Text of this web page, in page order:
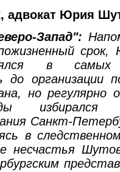
адвокат Юрия
Запад":
в самых
до организации
но регулярно
избирался
Санкт-
в
несчастья